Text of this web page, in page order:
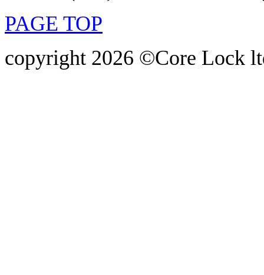
PAGE TOP
copyright 2026 ©Core Lock